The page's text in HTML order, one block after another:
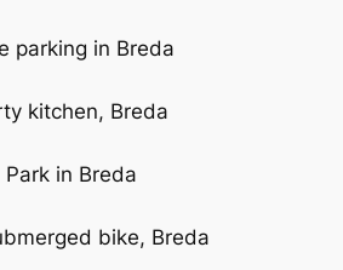
parking in Breda
kitchen, Breda
Park in Breda
bike, Breda